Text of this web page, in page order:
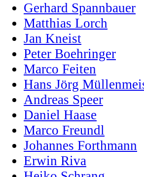
Gerhard Spannbauer
Matthias Lorch
Jan Kneist
Peter Boehringer
Marco Feiten
Hans Jörg
Andreas Speer
Daniel Haase
Marco Freundl
Johannes Forthmann
Erwin Riva